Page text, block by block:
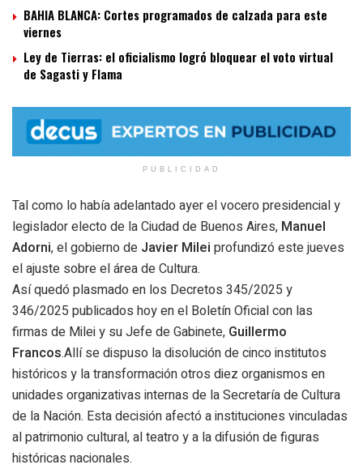
BAHIA BLANCA: Cortes programados de calzada para este
viernes
Ley de Tierras: el oficialismo logró bloquear el voto virtual
de Sagasti y Flama
PUBLICIDAD
Tal como lo había adelantado ayer el vocero presidencial y
legislador electo de la Ciudad de Buenos Aires, Manuel
Adorni, el gobierno de Javier Milei profundizó este jueves
el ajuste sobre el área de Cultura.
Así quedó plasmado en los Decretos 345/2025 y
346/2025 publicados hoy en el Boletín Oficial con las
firmas de Milei y su Jefe de Gabinete, Guillermo
Francos.Allí se dispuso la disolución de cinco institutos
históricos y la transformación otros diez organismos en
unidades organizativas internas de la Secretaría de Cultura
de la Nación. Esta decisión afectó a instituciones vinculadas
al patrimonio cultural, al teatro y a la difusión de figuras
históricas nacionales.